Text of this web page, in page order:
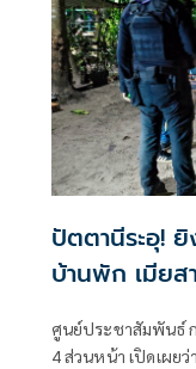
ปัตตานีระอุ!
บ้านพัก เมียส
ศูนย์ประชาสัมพันธ์
4 ส่วนหน้า เปิดเผย